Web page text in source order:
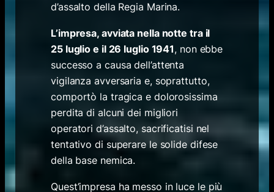
d’assalto della Regia Marina.
L’impresa, avviata nella notte tra il
25 luglio e il 26 luglio 1941, non ebbe
successo a causa dell’attenta
vigilanza avversaria e, soprattutto,
comportò la tragica e dolorosissima
perdita di alcuni dei migliori
operatori d’assalto, sacrificatisi nel
tentativo di superare le solide difese
della base nemica.
Quest’impresa ha messo in luce le più